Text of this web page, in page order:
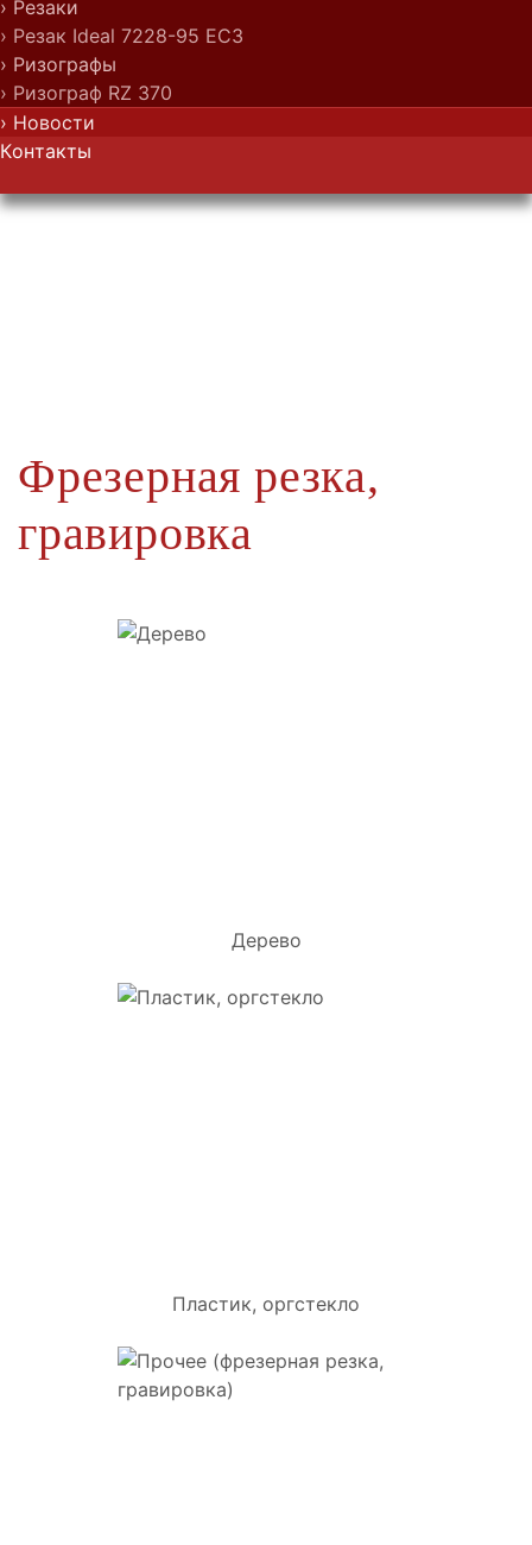
› Резаки
› Резак Ideal 7228-95 EC3
› Ризографы
› Ризограф RZ 370
› Новости
Контакты
Фрезерная резка,
гравировка
Дерево
Пластик, оргстекло